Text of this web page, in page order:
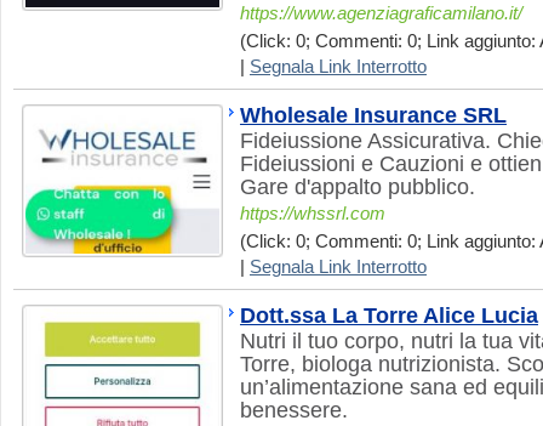
https://www.agenziagraficamilano.it/
(Click: 0; Commenti: 0; Link aggiunto:
Segnala Link Interrotto
Wholesale Insurance SRL
Fideiussione Assicurativa.
Fideiussioni e Cauzioni e
Gare d'appalto pubblico.
https://whssrl.com
(Click: 0; Commenti: 0; Link aggiunto:
Segnala Link Interrotto
Dott.ssa La Torre Alice Lucia
Nutri il tuo corpo, nutri la tua
Torre, biologa nutrizionista.
un’alimentazione sana ed
benessere.